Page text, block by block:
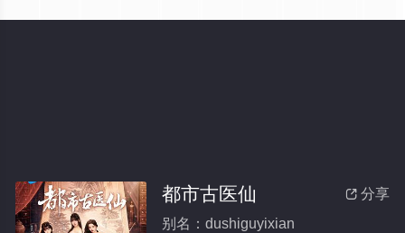
 分享
都市古医仙
别名：dushiguyixian